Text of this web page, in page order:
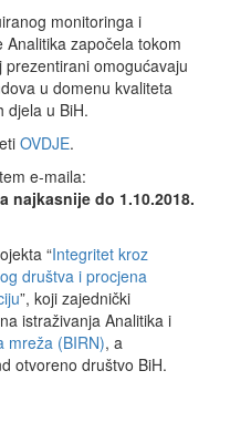
monitoringa i
započela tokom
omogućavaju
u domenu kvaliteta
djela u BiH.
OVDJE.
e-maila:
najkasnije do 1.10.2018.
“Integritet kroz
društva i procjena
”, koji zajednički
istraživanja Analitika i
mreža (BIRN), a
otvoreno društvo BiH.